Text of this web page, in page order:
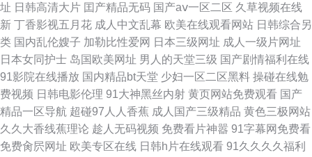
豆 97人人操人人干 欧美日韩中字 福利姬AV导航 色婷婷亚洲婷婷基地 亚洲
欧美一区另类在线 玖玖爱国产 91现上观看 老湿机福利av 色导航免费在线视
频 极品福利视频 91禁18在线 国产在线观看视频 国产精品99精品 在线天堂
a8 亚洲在线青青草91 麻豆国产成人免费 日韩尤物 精品丝袜 91麻豆 97操碰
址 日韩高清大片 囯产精品无码 国产aⅴ一区二区 久草视频在线
新 丁香影视五月花 成人中文乱幕 欧美在线观看网站 日韩综合另
类 国内乱伦嫂子 加勒比性爱网 日本三级网址 成人一级片网址
日本女同护士 岛国欧美网址 男人的天堂三级 国产剧情福利在线
91影院在线播放 国内精品bt天堂 少妇一区二区黑料 操碰在线勉
费视频 日韩电影伦理 91大神黑丝内射 黄页网站免费观看 国产
精品一区导航 超碰97人人香蕉 成人国产三级精品 黄色三极网站
久久大香线蕉理论 趁人无码视频 免费看片神嚣 91字幕网免费看
免费肏屄网址 欧美专区在线 日韩h片在线观看 91久久久久福利